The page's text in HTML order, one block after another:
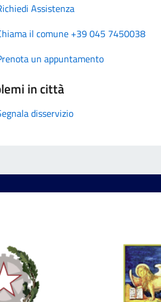
Assistenza
il comune +39 045 7450038
un appuntamento
in città
disservizio